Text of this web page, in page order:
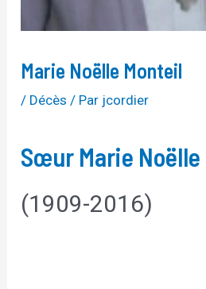
Marie Noëlle Monteil
/ Décès / Par jcordier
Sœur Marie
(1909-2016)